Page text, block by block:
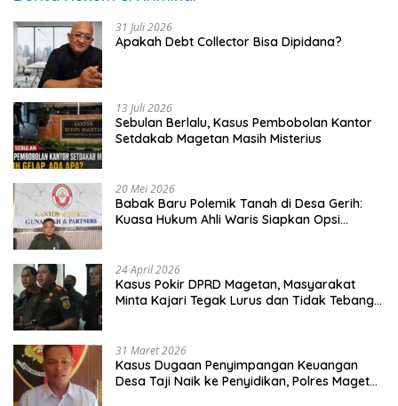
31 Juli 2026
Apakah Debt Collector Bisa Dipidana?
13 Juli 2026
Sebulan Berlalu, Kasus Pembobolan Kantor
Setdakab Magetan Masih Misterius
20 Mei 2026
Babak Baru Polemik Tanah di Desa Gerih:
Kuasa Hukum Ahli Waris Siapkan Opsi
24 April 2026
Kasus Pokir DPRD Magetan, Masyarakat
Minta Kajari Tegak Lurus dan Tidak Tebang
31 Maret 2026
Kasus Dugaan Penyimpangan Keuangan
Desa Taji Naik ke Penyidikan, Polres Magetan